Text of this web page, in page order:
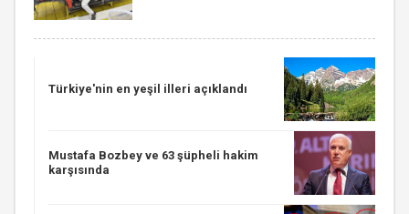
Türkiye'nin en yeşil illeri açıklandı
Mustafa Bozbey ve 63 şüpheli hakim
karşısında